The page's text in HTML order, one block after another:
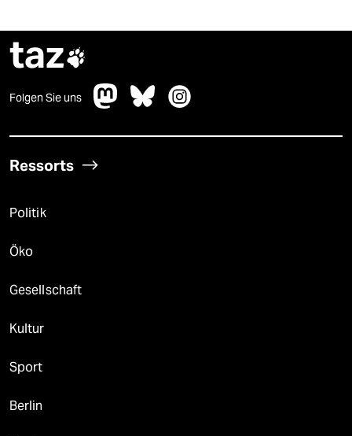
taz
Folgen Sie uns
Ressorts
Politik
Öko
Gesellschaft
Kultur
Sport
Berlin